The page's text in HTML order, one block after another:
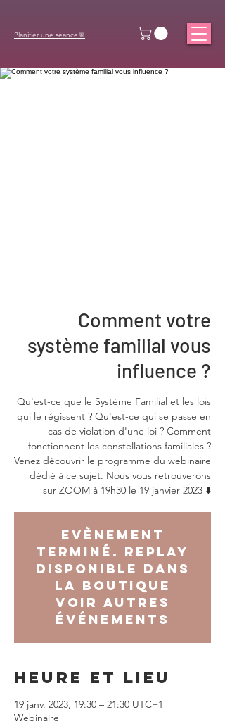
Planifier une séance📅
Comment votre
système familial vous
influence ?
Qu'est-ce que le Système Familial et les lois
qui le régissent ? Qu'est-ce qui se passe en
cas de violation d'une loi ? Comment
fonctionnent les constellations familiales ?
Venez découvrir le programme du webinaire
dédié à ce sujet. Nous vous retrouverons
sur ZOOM à 19h30 le 19 janvier 2023 ⬇️
Evènement
terminé. Replay
disponible dans
la boutique
Voir autres
événements
Heure et lieu
19 janv. 2023, 19:30 – 21:30 UTC+1
Webinaire